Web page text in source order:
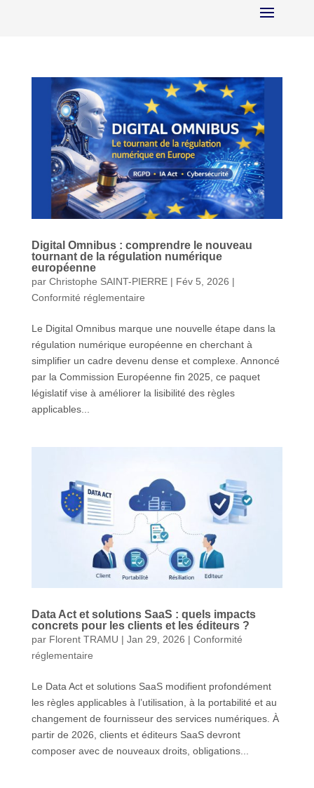
Digital Omnibus : comprendre le nouveau
tournant de la régulation numérique
européenne
par Christophe SAINT-PIERRE| Fév 5, 2026 |
Conformité réglementaire
Le Digital Omnibus marque une nouvelle étape dans la
régulation numérique européenne en cherchant à
simplifier un cadre devenu dense et complexe. Annoncé
par la Commission Européenne fin 2025, ce paquet
législatif vise à améliorer la lisibilité des règles
applicables...
Data Act et solutions SaaS : quels impacts
concrets pour les clients et les éditeurs ?
par Florent TRAMU | Jan 29, 2026 | Conformité
réglementaire
Le Data Act et solutions SaaS modifient profondément
les règles applicables à l’utilisation, à la portabilité et au
changement de fournisseur des services numériques. À
partir de 2026, clients et éditeurs SaaS devront
composer avec de nouveaux droits, obligations...